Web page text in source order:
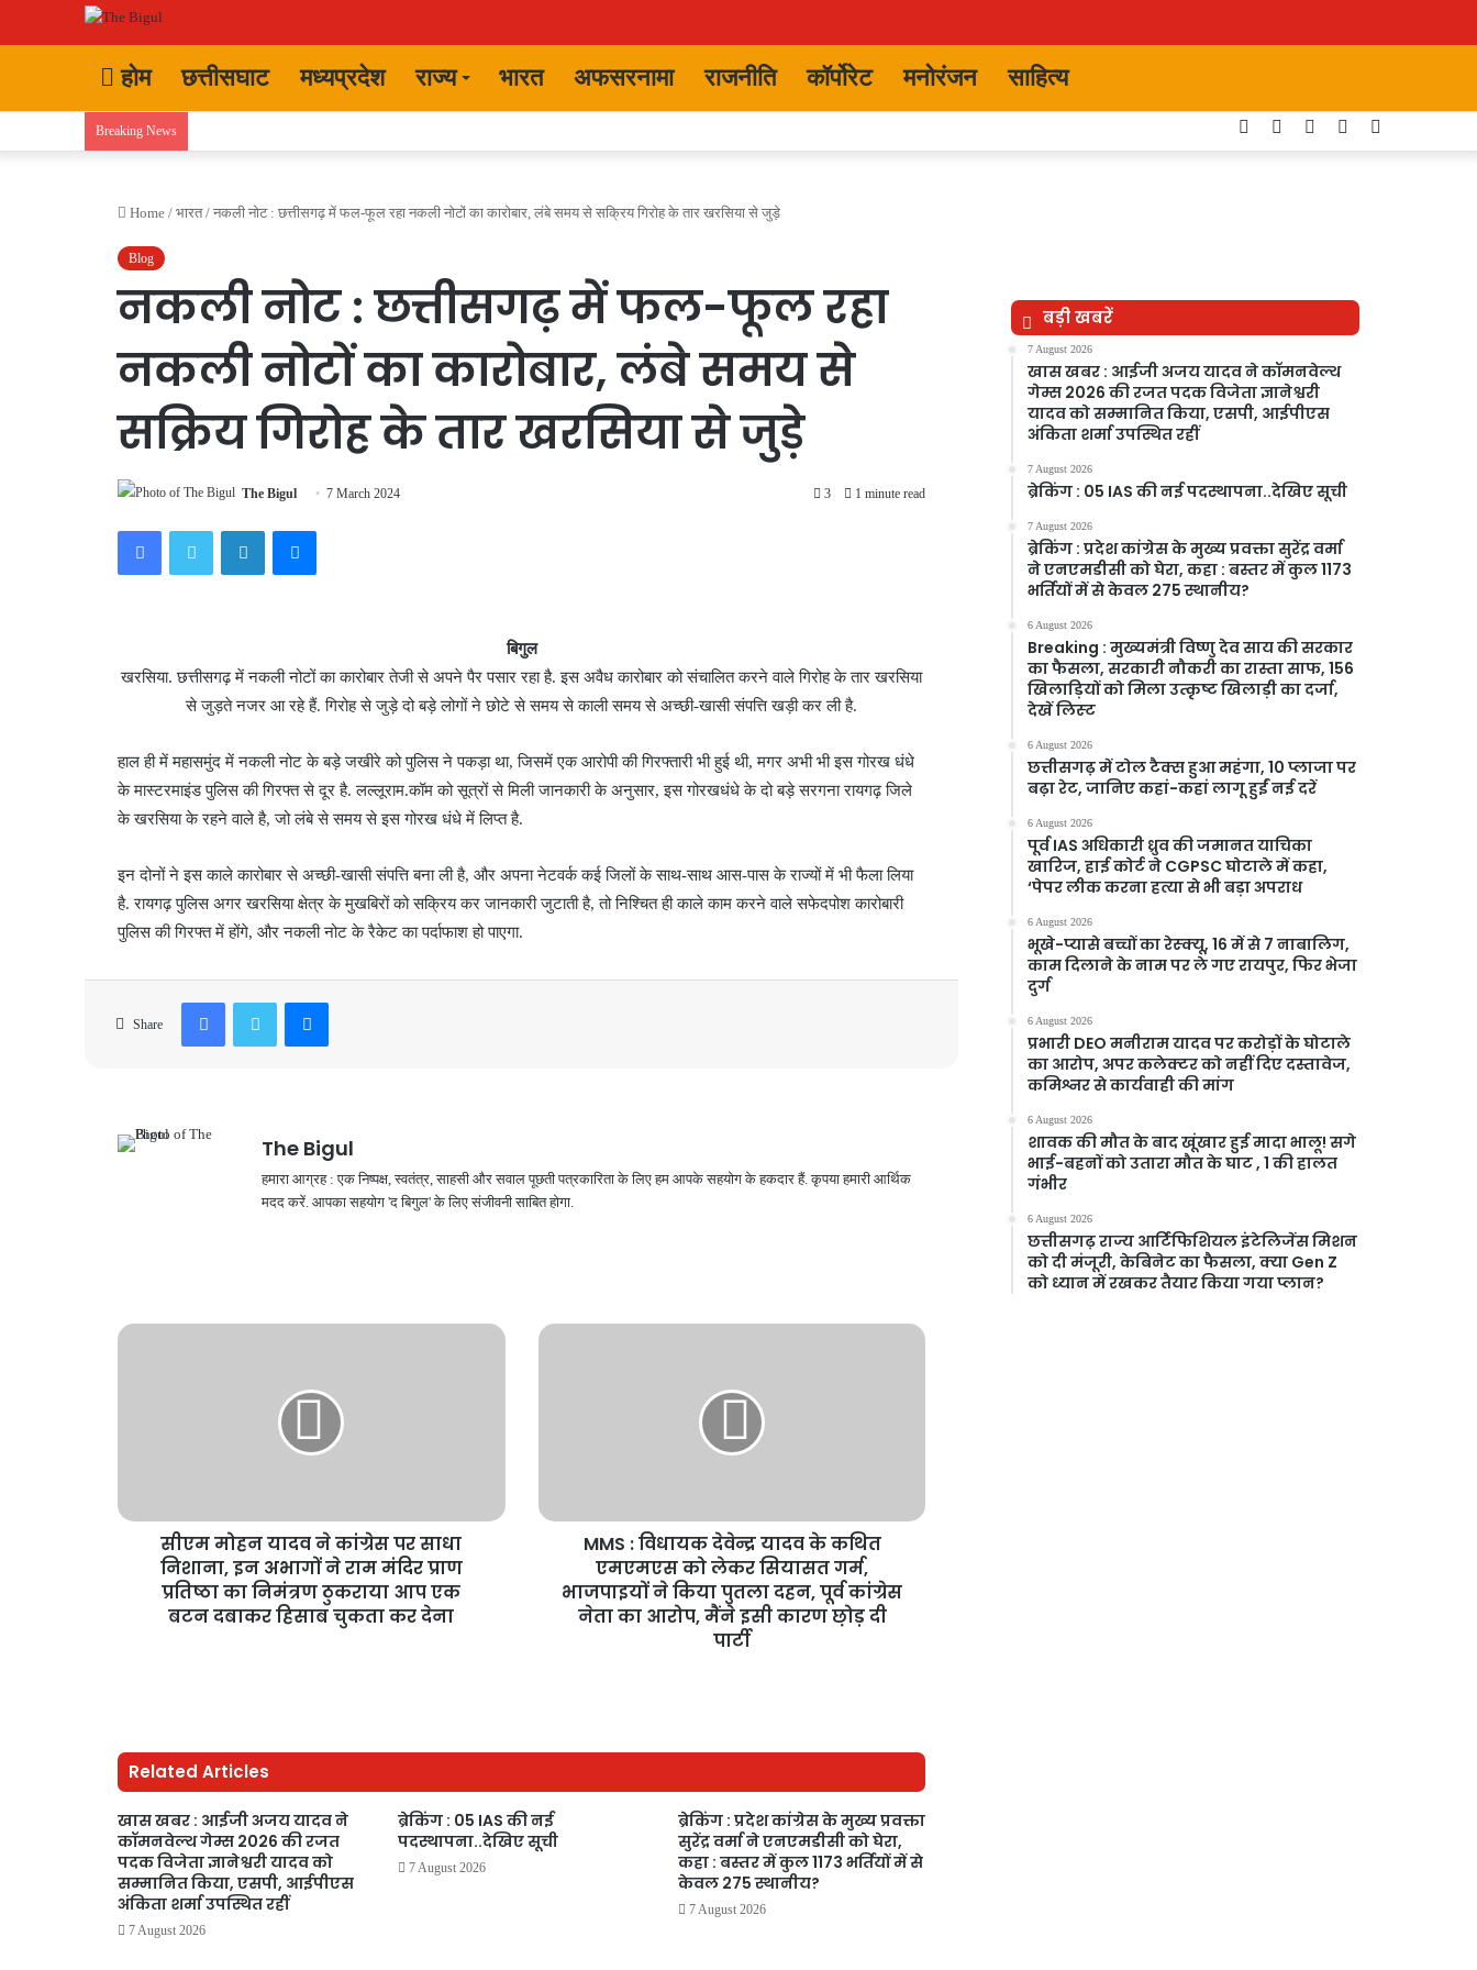
होम छत्तीसघाट मध्यप्रदेश राज्य भारत अफसरनामा राजनीति कॉर्पोरेट मनोरंजन साहित्य
Breaking News
skin
Instagram
YouTube
Twitter
Facebook
Home / भारत / नकली नोट : छत्तीसगढ़ में फल-फूल रहा नकली नोटों का कारोबार, लंबे समय से सक्रिय गिरोह के तार खरसिया से जुड़े
Blog
नकली नोट : छत्तीसगढ़ में फल-फूल रहा
नकली नोटों का कारोबार, लंबे समय से
सक्रिय गिरोह के तार खरसिया से जुड़े
The Bigul 7 March 2024 3 1 minute read
FacebookTwitter LinkedInMessenger
बिगुल
खरसिया. छत्तीसगढ़ में नकली नोटों का कारोबार तेजी से अपने पैर पसार रहा है. इस अवैध कारोबार को संचालित करने वाले गिरोह के तार खरसिया
से जुड़ते नजर आ रहे हैं. गिरोह से जुड़े दो बड़े लोगों ने छोटे से समय से काली समय से अच्छी-खासी संपत्ति खड़ी कर ली है.
हाल ही में महासमुंद में नकली नोट के बड़े जखीरे को पुलिस ने पकड़ा था, जिसमें एक आरोपी की गिरफ्तारी भी हुई थी, मगर अभी भी इस गोरख धंधे
के मास्टरमाइंड पुलिस की गिरफ्त से दूर है. लल्लूराम.कॉम को सूत्रों से मिली जानकारी के अनुसार, इस गोरखधंधे के दो बड़े सरगना रायगढ़ जिले
के खरसिया के रहने वाले है, जो लंबे से समय से इस गोरख धंधे में लिप्त है.
इन दोनों ने इस काले कारोबार से अच्छी-खासी संपत्ति बना ली है, और अपना नेटवर्क कई जिलों के साथ-साथ आस-पास के राज्यों में भी फैला लिया
है. रायगढ़ पुलिस अगर खरसिया क्षेत्र के मुखबिरों को सक्रिय कर जानकारी जुटाती है, तो निश्चित ही काले काम करने वाले सफेदपोश कारोबारी
पुलिस की गिरफ्त में होंगे, और नकली नोट के रैकेट का पर्दाफाश हो पाएगा.
Share
FacebookTwitter Messenger
The Bigul
हमारा आग्रह : एक निष्पक्ष, स्वतंत्र, साहसी और सवाल पूछती पत्रकारिता के लिए हम आपके सहयोग के हकदार हैं. कृपया हमारी आर्थिक
मदद करें. आपका सहयोग 'द बिगुल' के लिए संजीवनी साबित होगा.
सीएम मोहन यादव ने कांग्रेस पर साधा
निशाना, इन अभागों ने राम मंदिर प्राण
प्रतिष्ठा का निमंत्रण ठुकराया आप एक
बटन दबाकर हिसाब चुकता कर देना
MMS : विधायक देवेन्द्र यादव के कथित
एमएमएस को लेकर सियासत गर्म,
भाजपाइयों ने किया पुतला दहन, पूर्व कांग्रेस
नेता का आरोप, मैंने इसी कारण छ़ोड़ दी
पार्टी
Related Articles
खास खबर : आईजी अजय यादव ने
कॉमनवेल्थ गेम्स 2026 की रजत
पदक विजेता ज्ञानेश्वरी यादव को
सम्मानित किया, एसपी, आईपीएस
अंकिता शर्मा उपस्थित रहीं
7 August 2026
ब्रेकिंग : 05 IAS की नई
पदस्थापना..देखिए सूची
7 August 2026
ब्रेकिंग : प्रदेश कांग्रेस के मुख्य प्रवक्ता
सुरेंद्र वर्मा ने एनएमडीसी को घेरा,
कहा : बस्तर में कुल 1173 भर्तियों में से
केवल 275 स्थानीय?
7 August 2026
बड़ी खबरें
7 August 2026
खास खबर : आईजी अजय यादव ने कॉमनवेल्थ
गेम्स 2026 की रजत पदक विजेता ज्ञानेश्वरी
यादव को सम्मानित किया, एसपी, आईपीएस
अंकिता शर्मा उपस्थित रहीं
7 August 2026
ब्रेकिंग : 05 IAS की नई पदस्थापना..देखिए सूची
7 August 2026
ब्रेकिंग : प्रदेश कांग्रेस के मुख्य प्रवक्ता सुरेंद्र वर्मा
ने एनएमडीसी को घेरा, कहा : बस्तर में कुल 1173
भर्तियों में से केवल 275 स्थानीय?
6 August 2026
Breaking : मुख्यमंत्री विष्णु देव साय की सरकार
का फैसला, सरकारी नौकरी का रास्ता साफ, 156
खिलाड़ियों को मिला उत्कृष्ट खिलाड़ी का दर्जा,
देखें लिस्‍ट
6 August 2026
छत्तीसगढ़ में टोल टैक्स हुआ महंगा, 10 प्लाजा पर
बढ़ा रेट, जानिए कहां-कहां लागू हुईं नई दरें
6 August 2026
पूर्व IAS अधिकारी ध्रुव की जमानत याचिका
खारिज, हाई कोर्ट ने CGPSC घोटाले में कहा,
‘पेपर लीक करना हत्या से भी बड़ा अपराध
6 August 2026
भूखे-प्यासे बच्चों का रेस्क्यू, 16 में से 7 नाबालिग,
काम दिलाने के नाम पर ले गए रायपुर, फिर भेजा
दुर्ग
6 August 2026
प्रभारी DEO मनीराम यादव पर करोड़ों के घोटाले
का आरोप, अपर कलेक्टर को नहीं दिए दस्तावेज,
कमिश्नर से कार्यवाही की मांग
6 August 2026
शावक की मौत के बाद खूंखार हुई मादा भालू! सगे
भाई-बहनों को उतारा मौत के घाट , 1 की हालत
गंभीर
6 August 2026
छत्तीसगढ़ राज्य आर्टिफिशियल इंटेलिजेंस मिशन
को दी मंजूरी, केबिनेट का फैसला, क्या Gen Z
को ध्यान में रखकर तैयार किया गया प्लान?